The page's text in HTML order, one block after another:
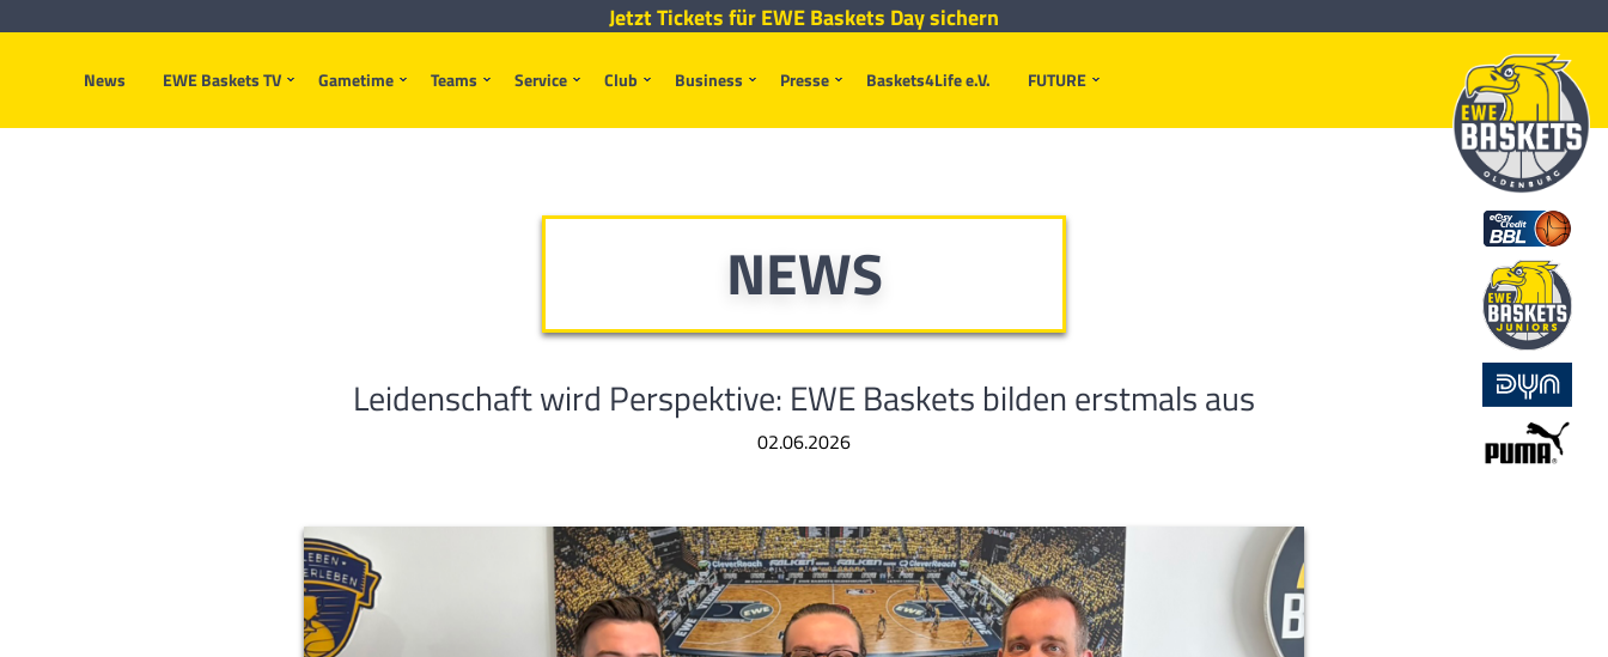
News EWE Baskets TV Gametime Teams Service Club Business Presse Baskets4Life e.V. FUTURE
Jetzt Tickets für EWE Baskets Day sichern
NEWS
Leidenschaft wird Perspektive: EWE Baskets bilden erstmals aus
02.06.2026